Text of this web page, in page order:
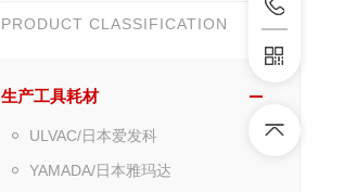
PRODUCT CLASSIFICATION
生产工具耗材
ULVAC/日本爱发科
YAMADA/日本雅玛达